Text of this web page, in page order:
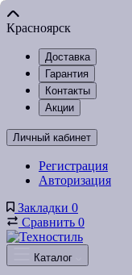
Красноярск
Доставка
Гарантия
Контакты
Акции
Личный кабинет
Регистрация
Авторизация
Закладки 0
Сравнить 0
Каталог